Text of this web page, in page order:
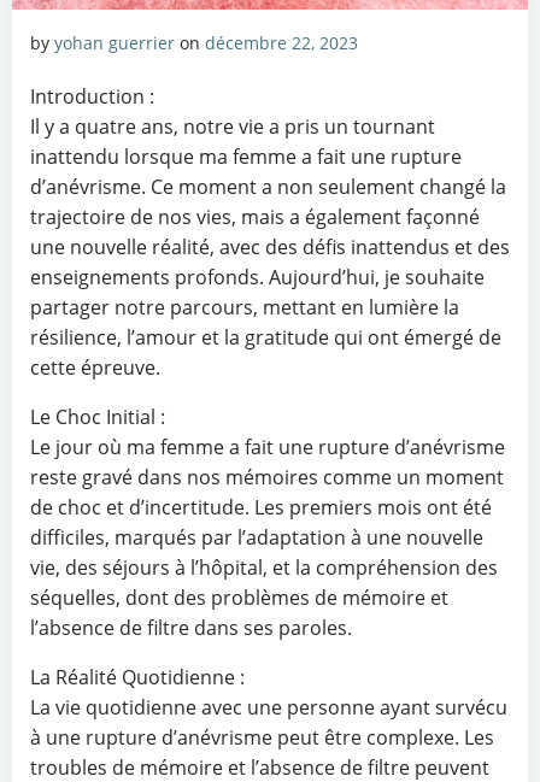
by yohan guerrier on décembre 22, 2023
Introduction :
Il y a quatre ans, notre vie a pris un tournant
inattendu lorsque ma femme a fait une rupture
d’anévrisme. Ce moment a non seulement changé la
trajectoire de nos vies, mais a également façonné
une nouvelle réalité, avec des défis inattendus et des
enseignements profonds. Aujourd’hui, je souhaite
partager notre parcours, mettant en lumière la
résilience, l’amour et la gratitude qui ont émergé de
cette épreuve.
Le Choc Initial :
Le jour où ma femme a fait une rupture d’anévrisme
reste gravé dans nos mémoires comme un moment
de choc et d’incertitude. Les premiers mois ont été
difficiles, marqués par l’adaptation à une nouvelle
vie, des séjours à l’hôpital, et la compréhension des
séquelles, dont des problèmes de mémoire et
l’absence de filtre dans ses paroles.
La Réalité Quotidienne :
La vie quotidienne avec une personne ayant survécu
à une rupture d’anévrisme peut être complexe. Les
troubles de mémoire et l’absence de filtre peuvent